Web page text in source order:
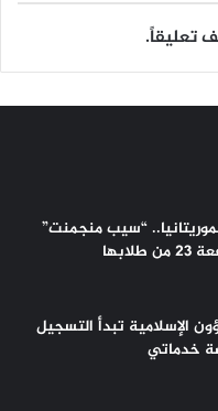
تعليقاً.
“سيب منجمنت”
الإسلامية تبدأ التسجيل
خدماتي